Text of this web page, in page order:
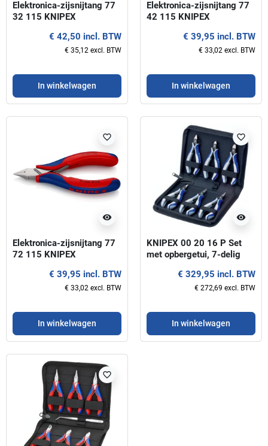
Elektronica-zijsnijtang 77
32 115 KNIPEX
€ 42,50 incl. BTW
€ 35,12 excl. BTW
In winkelwagen
Elektronica-zijsnijtang 77
42 115 KNIPEX
€ 39,95 incl. BTW
€ 33,02 excl. BTW
In winkelwagen
visibility
favorite_border
Elektronica-zijsnijtang 77
72 115 KNIPEX
€ 39,95 incl. BTW
€ 33,02 excl. BTW
In winkelwagen
visibility
favorite_border
KNIPEX 00 20 16 P Set
met opbergetui, 7-delig
€ 329,95 incl. BTW
€ 272,69 excl. BTW
In winkelwagen
favorite_border